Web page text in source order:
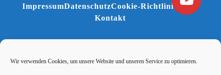
Wir verwenden Cookies, um unsere Website und unseren Service zu optimieren.
ImpressumDatenschutzCookie-Richtlinie (EU)
Kontakt